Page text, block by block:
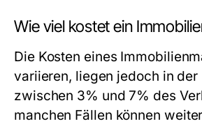
Wie viel kostet ein
Die Kosten eines
variieren, liegen jedoch in der
zwischen 3% und 7% des
manchen Fällen können